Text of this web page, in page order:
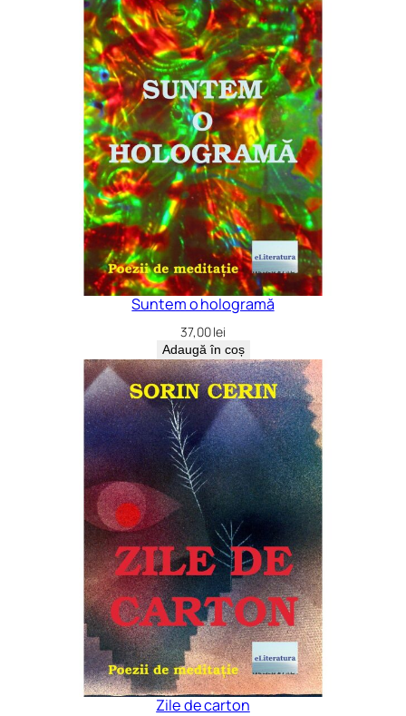
Suntem o hologramă
37,00lei
Adaugă în coș
Zile de carton